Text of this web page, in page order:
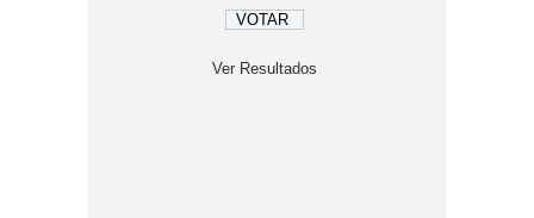
Ver Resultados